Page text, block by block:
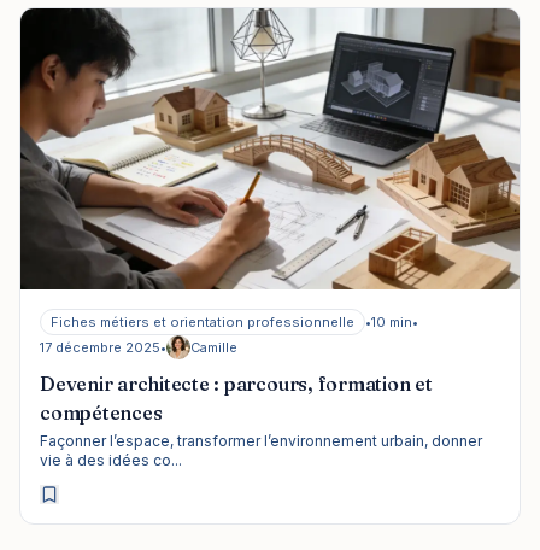
Fiches métiers et orientation professionnelle •10 min•
17 décembre 2025• Camille
Devenir architecte : parcours, formation et
compétences
Façonner l’espace, transformer l’environnement urbain, donner
vie à des idées co...